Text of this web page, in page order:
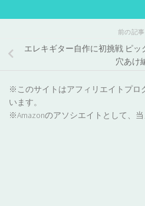
前の記事
エレキギター自作に初挑戦 ピ
穴あけ
※このサイトはアフィリエイトプロ
います。
※Amazonのアソシエイトとして、